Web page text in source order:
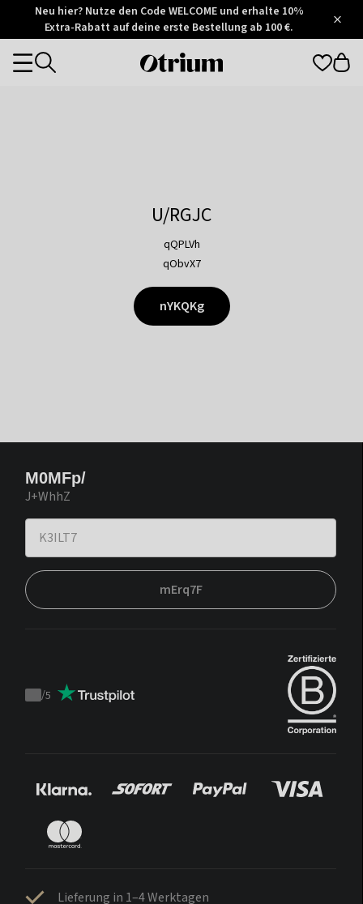
Otrium
Trustpilot
Neu hier? Nutze den Code WELCOME und erhalte 10%
Extra-Rabatt auf deine erste Bestellung ab 100 €.
Otrium
Categories
U/RGJC
qQPLVh
qObvX7
nYKQKg
M0MFp/
J+WhhZ
mErq7F
Trustpilot
/5
Lieferung in 1–4 Werktagen